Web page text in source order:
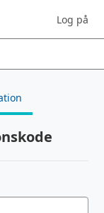
Sign in to
Log på